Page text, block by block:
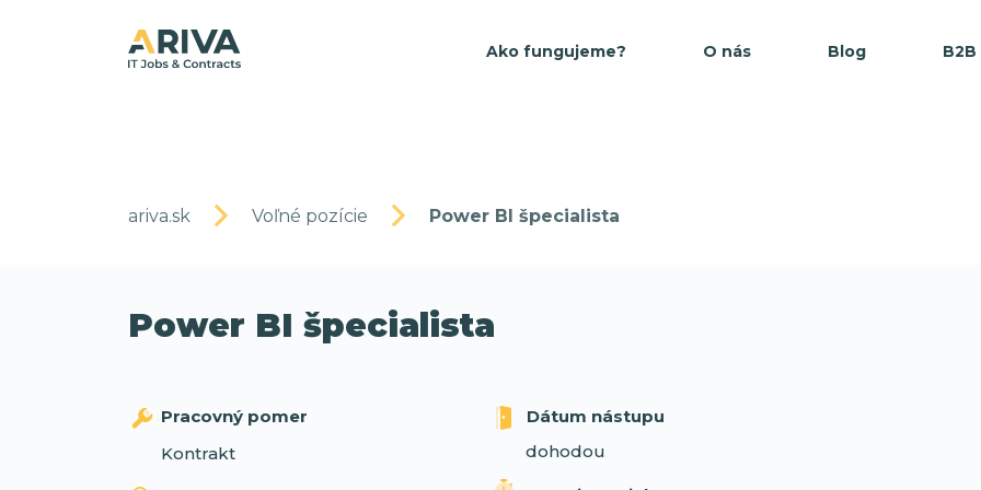
Ako fungujeme? O nás Blog B2B
ariva.sk Voľné pozície Power BI špecialista
Power BI špecialista
Pracovný pomer
Kontrakt
Dátum nástupu
dohodou